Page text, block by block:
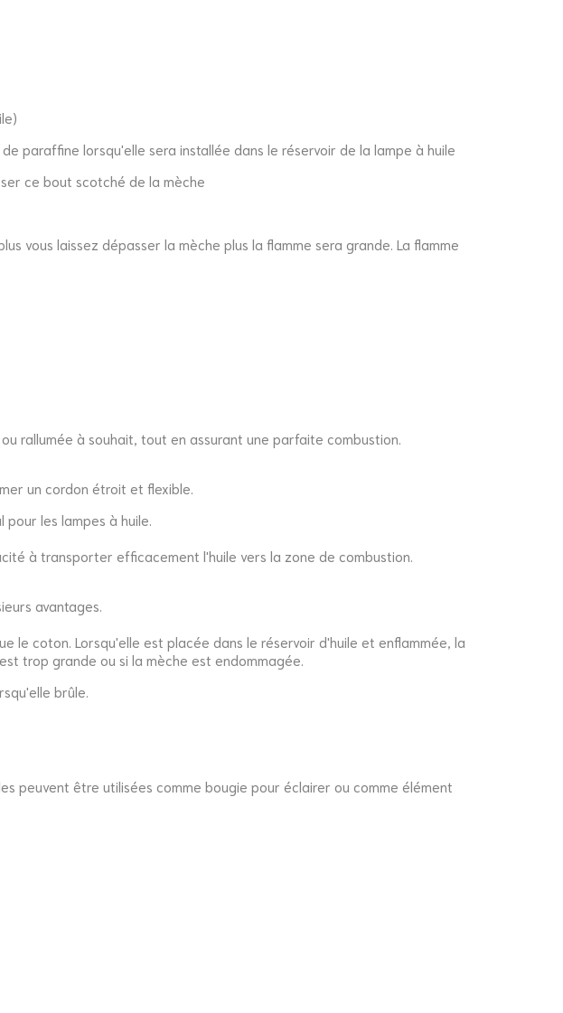
paraffine lorsqu'elle sera installée dans le réservoir de la lampe à huile
ce bout scotché de la mèche
vous laissez dépasser la mèche plus la flamme sera grande. La flamme
rallumée à souhait, tout en assurant une parfaite combustion.
un cordon étroit et flexible.
les lampes à huile.
à transporter efficacement l'huile vers la zone de combustion.
avantages.
le coton. Lorsqu'elle est placée dans le réservoir d'huile et enflammée, la
trop grande ou si la mèche est endommagée.
brûle.
peuvent être utilisées comme bougie pour éclairer ou comme élément